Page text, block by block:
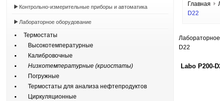
Контрольно-измерительные приборы и автоматика
Лабораторное оборудование
Термостаты
Высокотемпературные
Калибровочные
Низкотемпературные (криостаты)
Погружные
Термостаты для анализа нефтепродуктов
Циркуляционные
Главная
D22
D22
Labo P200-